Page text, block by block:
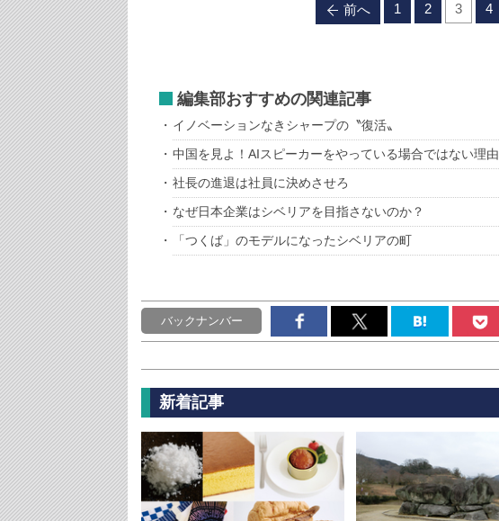
前へ 1 2 3 4
編集部おすすめの関連記事
イノベーションなきシャープの〝復活〟
中国を見よ！AIスピーカーをやっている場合ではない理由
社長の進退は社員に決めさせろ
なぜ日本企業はシベリアを目指さないのか？
「つくば」のモデルになったシベリアの町
バックナンバー
新着記事